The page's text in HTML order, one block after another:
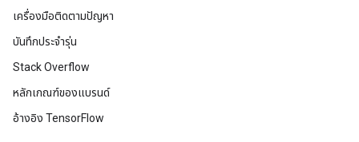
เครื่องมือติดตามปัญหา
บันทึกประจำรุ่น
Stack Overflow
หลักเกณฑ์ของแบรนด์
อ้างอิง TensorFlow